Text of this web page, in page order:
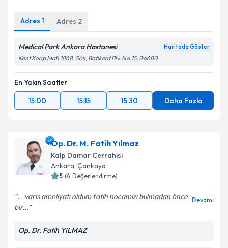
Adres 1 Adres 2
Medical Park Ankara Hastanesi Haritada Göster
Kent Koop Mah 1868. Sok, Batıkent Blv. No:15, 06680
En Yakın Saatler
15:00
15:15 15:30 Daha Fazla
Op. Dr. M. Fatih Yılmaz
Kalp Damar Cerrahisi
Ankara, Çankaya
5 (4 Değerlendirme)
. . varis ameliyatı oldum fatih hocamızı bulmadan önce
bir...
Devamı
Op. Dr. Fatih YILMAZ